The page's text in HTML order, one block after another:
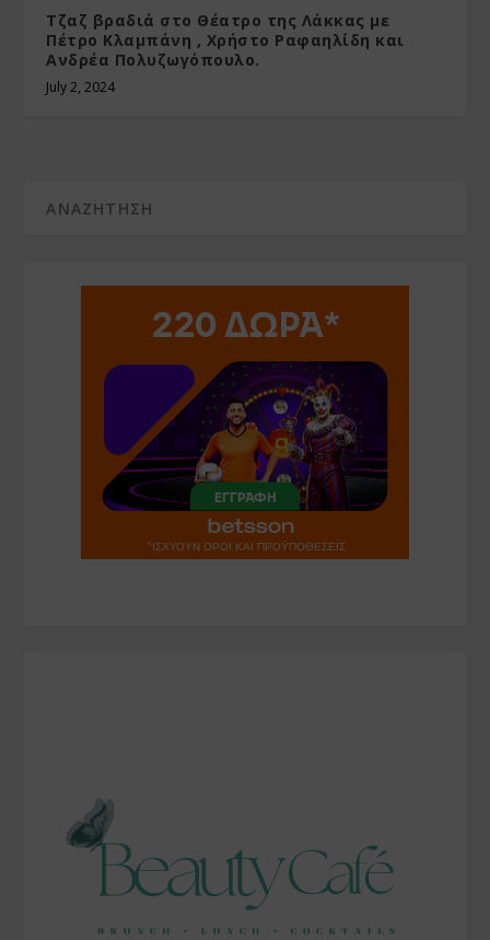
Τζαζ βραδιά στο Θέατρο της Λάκκας με
Πέτρο Κλαμπάνη , Χρήστο Ραφαηλίδη και
Ανδρέα Πολυζωγόπουλο.
July 2, 2024